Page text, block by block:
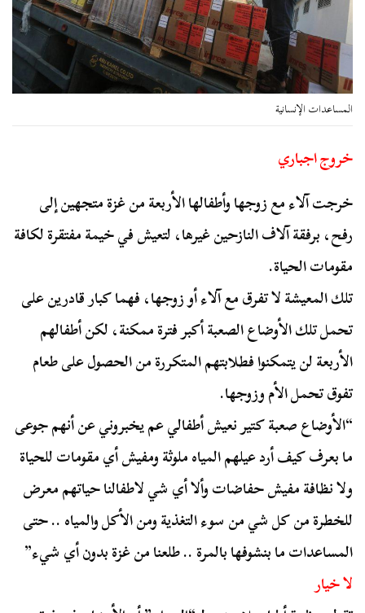
المساعدات الإنسانية
خروج اجباري
خرجت آلاء مع زوجها وأطفالها الأربعة من غزة متجهين إلى
رفح، برفقة آلاف النازحين غيرها، لتعيش في خيمة مفتقرة لكافة
مقومات الحياة.
تلك المعيشة لا تفرق مع آلاء أو زوجها، فهما كبار قادرين على
تحمل تلك الأوضاع الصعبة أكبر فترة ممكنة، لكن أطفالهم
الأربعة لن يتمكنوا فطلابتهم المتكررة من الحصول على طعام
تفوق تحمل الأم وزوجها.
“الأوضاع صعبة كتير نعيش أطفالي عم يخبروني عن أنهم جوعى
ما بعرف كيف أرد عيلهم المياه ملوثة ومفيش أي مقومات للحياة
ولا نظافة مفيش حفاضات وألا أي شي لاطفالنا حياتهم معرض
للخطرة من كل شي من سوء التغذية ومن الأكل والمياه .. حتى
المساعدات ما بنشوفها بالمرة .. طلعنا من غزة بدون أي شيء”
لا خيار